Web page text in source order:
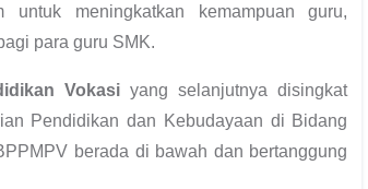
meningkatkan kemampuan guru,
para guru SMK.
Vokasi yang selanjutnya disingkat
Pendidikan dan Kebudayaan di Bidang
berada di bawah dan bertanggung